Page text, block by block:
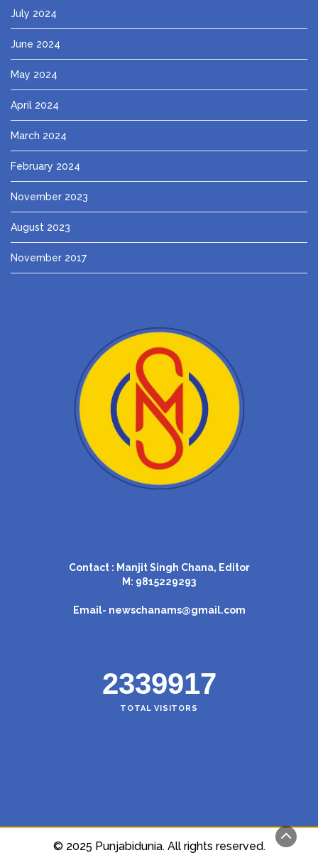
July 2024
June 2024
May 2024
April 2024
March 2024
February 2024
November 2023
August 2023
November 2017
Contact : Manjit Singh Chana, Editor
M: 9815229293
Email- newschanams@gmail.com
2339917
TOTAL VISITORS
© 2025 Punjabidunia. All rights reserved.